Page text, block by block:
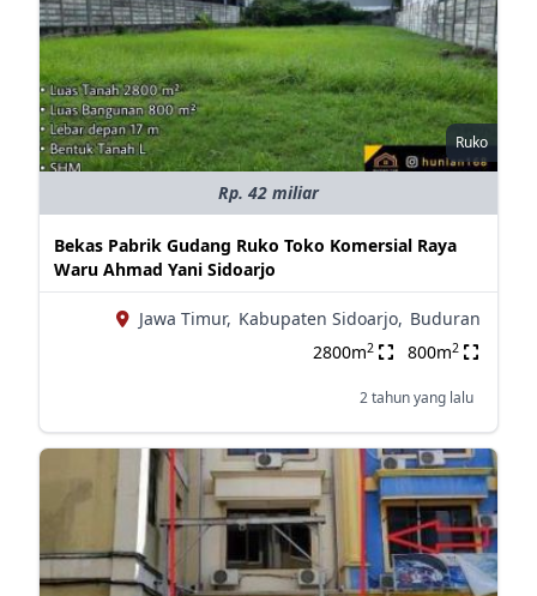
Ruko
Rp. 42 miliar
Bekas Pabrik Gudang Ruko Toko Komersial Raya
Waru Ahmad Yani Sidoarjo
Jawa Timur, Kabupaten Sidoarjo, Buduran
2800m2 800m2
2 tahun yang lalu